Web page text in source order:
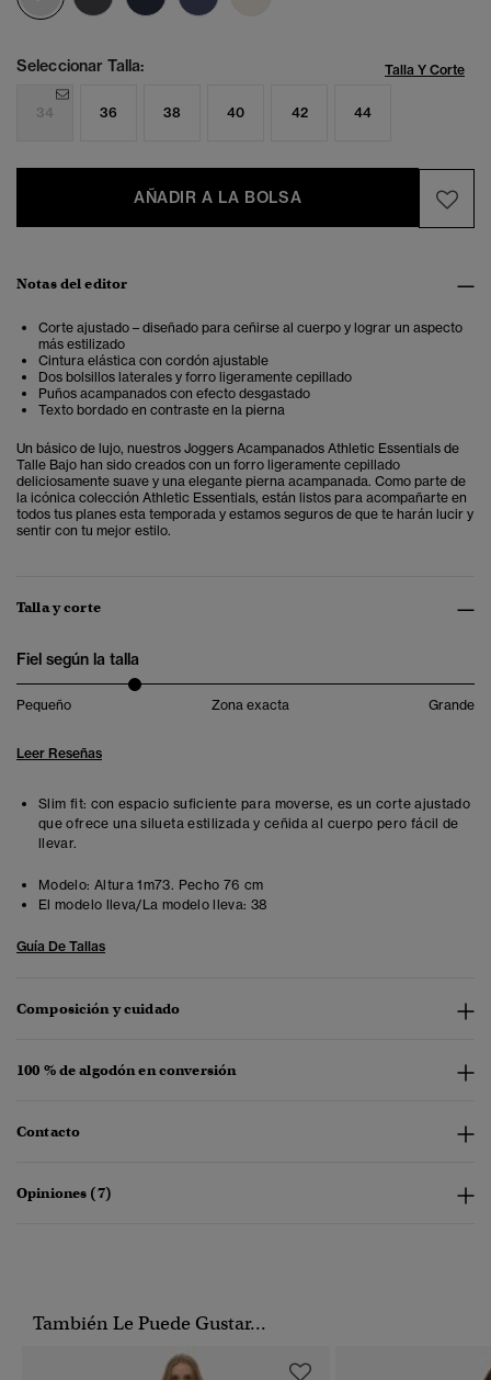
Seleccionar Talla: Talla Y Corte
34 36 38 40 42 44
AÑADIR A LA BOLSA
Notas del editor
Corte ajustado – diseñado para ceñirse al cuerpo y lograr un aspecto
más estilizado
Cintura elástica con cordón ajustable
Dos bolsillos laterales y forro ligeramente cepillado
Puños acampanados con efecto desgastado
Texto bordado en contraste en la pierna
Un básico de lujo, nuestros Joggers Acampanados Athletic Essentials de
Talle Bajo han sido creados con un forro ligeramente cepillado
deliciosamente suave y una elegante pierna acampanada. Como parte de
la icónica colección Athletic Essentials, están listos para acompañarte en
todos tus planes esta temporada y estamos seguros de que te harán lucir y
sentir con tu mejor estilo.
Talla y corte
Fiel según la talla
Pequeño Zona exacta Grande
Leer Reseñas
Slim fit: con espacio suficiente para moverse, es un corte ajustado
que ofrece una silueta estilizada y ceñida al cuerpo pero fácil de
llevar.
Modelo: Altura 1m73. Pecho 76 cm
El modelo lleva/La modelo lleva: 38
Guía De Tallas
Composición y cuidado
100 % de algodón en conversión
Contacto
Opiniones (7)
También Le Puede Gustar...